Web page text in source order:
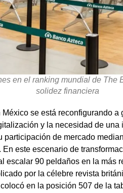
en el ranking mundial de The
solidez financiera
se está reconfigurando
y la necesidad de
participación de mercado
este escenario de
escalar 90 peldaños en la más
por la célebre revista
en la posición 507 de la